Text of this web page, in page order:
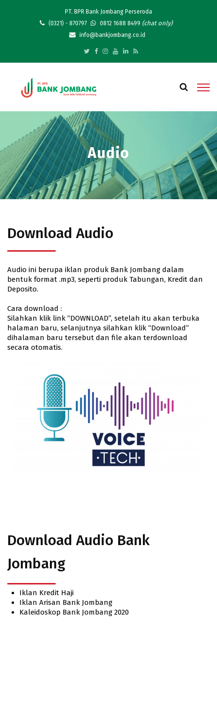
PT. BPR Bank Jombang Perseroda
(0321) - 870797
0812 1688 8499 (chat only)
info@bankjombang.co.id
Audio
Download Audio
Audio ini berupa iklan produk Bank Jombang dalam
bentuk format .mp3, seperti produk Tabungan, Kredit dan
Deposito.
Cara download :
Silahkan klik link “DOWNLOAD”, setelah itu akan terbuka
halaman baru, selanjutnya silahkan klik “Download”
dihalaman baru tersebut dan file akan terdownload
secara otomatis.
Download Audio Bank
Jombang
Iklan Kredit Haji
Iklan Arisan Bank Jombang
Kaleidoskop Bank Jombang 2020